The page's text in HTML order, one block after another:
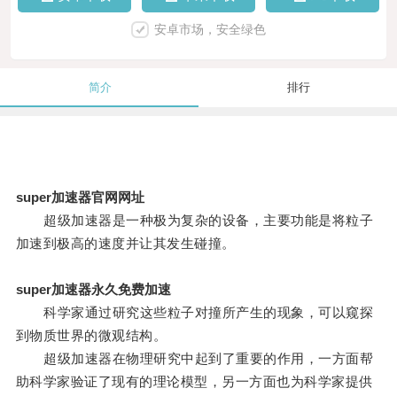
安卓市场，安全绿色
简介 排行
super加速器官网网址
超级加速器是一种极为复杂的设备，主要功能是将粒子
加速到极高的速度并让其发生碰撞。
super加速器永久免费加速
科学家通过研究这些粒子对撞所产生的现象，可以窥探
到物质世界的微观结构。
超级加速器在物理研究中起到了重要的作用，一方面帮
助科学家验证了现有的理论模型，另一方面也为科学家提供